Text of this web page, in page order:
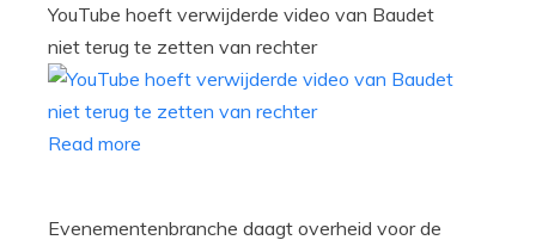
YouTube hoeft verwijderde video van Baudet
niet terug te zetten van rechter
Read more
Evenementenbranche daagt overheid voor de